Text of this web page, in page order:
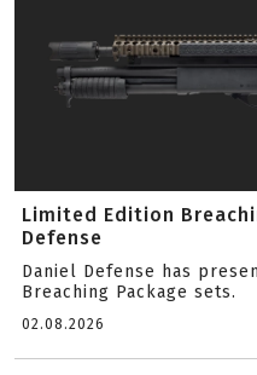
Limited Edition
Defense
Daniel Defense has
Breaching Package sets.
02.08.2026